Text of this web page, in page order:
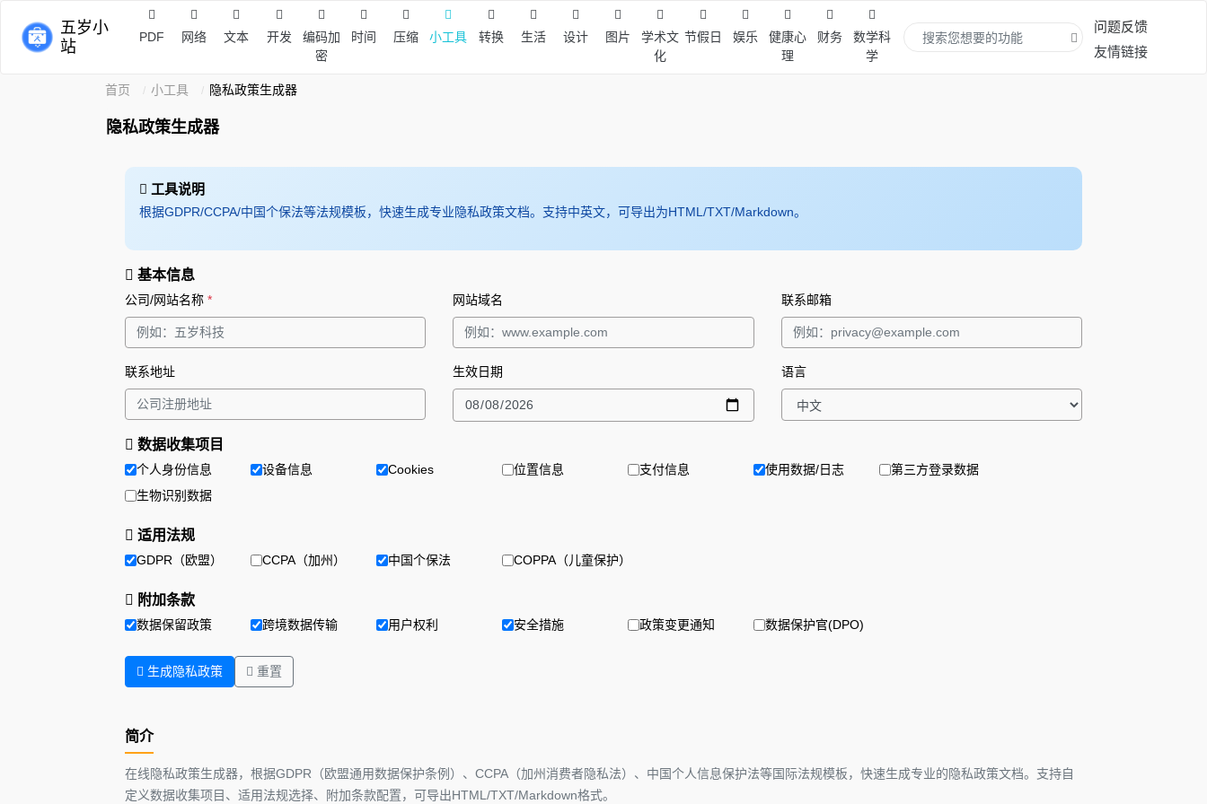
五岁小
站
PDF 网络 文本 开发
编码加
密
时间 压缩 小工具 转换 生活 设计 图片
学术文
化
节假日 娱乐
健康心
理
财务
数学科
学
问题反馈
友情链接
首页 小工具 隐私政策生成器
隐私政策生成器
工具说明
根据GDPR/CCPA/中国个保法等法规模板，快速生成专业隐私政策文档。支持中英文，可导出为HTML/TXT/Markdown。
基本信息
公司/网站名称 * 网站域名 联系邮箱
联系地址 生效日期 语言
数据收集项目
个人身份信息 设备信息 Cookies 位置信息 支付信息 使用数据/日志
第三方登录数据
生物识别数据
适用法规
GDPR（欧盟） CCPA（加州） 中国个保法 COPPA（儿童保护）
附加条款
数据保留政策 跨境数据传输 用户权利 安全措施 政策变更通知 数据保护官(DPO)
生成隐私政策 重置
简介
在线隐私政策生成器，根据GDPR（欧盟通用数据保护条例）、CCPA（加州消费者隐私法）、中国个人信息保护法等国际法规模板，快速生成专业的隐私政策文档。支持自
定义数据收集项目、适用法规选择、附加条款配置，可导出HTML/TXT/Markdown格式。